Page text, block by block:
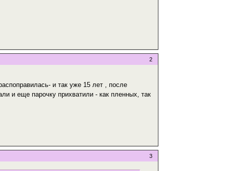
2
и так уже 15 лет , после
и еще парочку прихватили - как пленных, так
3